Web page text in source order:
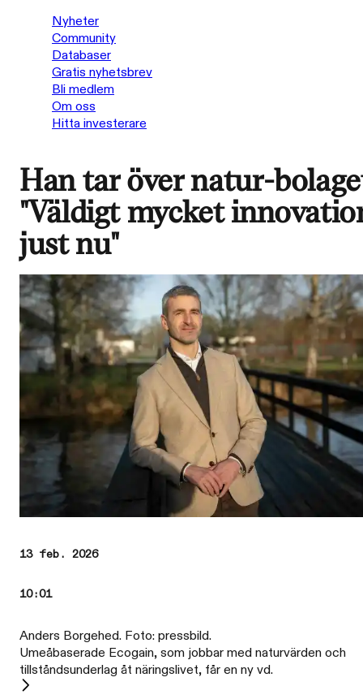
Nyheter
Community
Databaser
Gratis nyhetsbrev
Bli medlem
Om oss
Hitta investerare
Han tar över natur-
"Väldigt mycket
just nu"
13 feb. 2026
10:01
Anders Borgehed. Foto: pressbild.
Umeåbaserade Ecogain, som jobbar med naturvärden och
tillståndsunderlag åt näringslivet, får en ny vd.